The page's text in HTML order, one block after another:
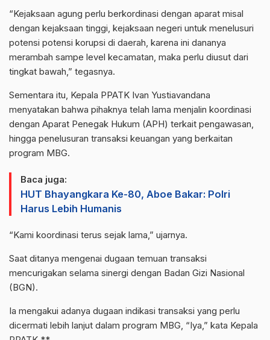
“Kejaksaan agung perlu berkordinasi dengan aparat misal
dengan kejaksaan tinggi, kejaksaan negeri untuk menelusuri
potensi potensi korupsi di daerah, karena ini dananya
merambah sampe level kecamatan, maka perlu diusut dari
tingkat bawah,” tegasnya.
Sementara itu, Kepala PPATK Ivan Yustiavandana
menyatakan bahwa pihaknya telah lama menjalin koordinasi
dengan Aparat Penegak Hukum (APH) terkait pengawasan,
hingga penelusuran transaksi keuangan yang berkaitan
program MBG.
Baca juga:
HUT Bhayangkara Ke-80, Aboe Bakar: Polri
Harus Lebih Humanis
“Kami koordinasi terus sejak lama,” ujarnya.
Saat ditanya mengenai dugaan temuan transaksi
mencurigakan selama sinergi dengan Badan Gizi Nasional
(BGN).
Ia mengakui adanya dugaan indikasi transaksi yang perlu
dicermati lebih lanjut dalam program MBG, “Iya,” kata Kepala